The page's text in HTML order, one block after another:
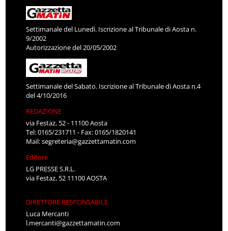
Settimanale del Lunedì. Iscrizione al Tribunale di Aosta n.
9/2002
Autorizzazione del 20/05/2002
Settimanale del Sabato. Iscrizione al Tribunale di Aosta n.4
del 4/10/2016
REDAZIONE
via Festaz, 52 - 11100 Aosta
Tel: 0165/231711 - Fax: 0165/1820141
Mail:segreteria@gazzettamatin.com
Editore
LG PRESSE S.R.L.
via Festaz, 52 11100 AOSTA
DIRETTORE RESPONSABILE
Luca Mercanti
l.mercanti@gazzettamatin.com